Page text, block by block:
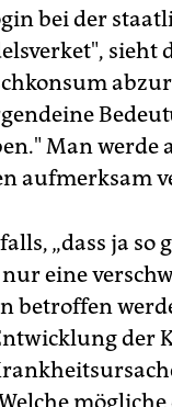
bei der
sieht
Man werde
aufmerksam
„dass ja so
eine
der